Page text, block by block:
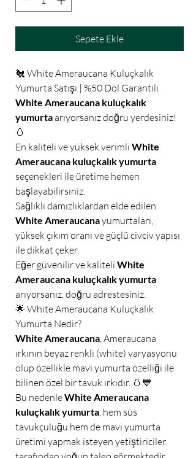
Sepete Ekle
🐔 White Ameraucana Kuluçkalık
Yumurta Satışı | %50 Döl Garantili
White Ameraucana kuluçkalık
yumurtaarıyorsanız doğru yerdesiniz!
🥚
En kaliteli ve yüksek verimli White
Ameraucana kuluçkalık yumurta
seçenekleri ile üretime hemen
başlayabilirsiniz.
Sağlıklı damızlıklardan elde edilen
White Ameraucanayumurtaları,
yüksek çıkım oranı ve güçlü civciv yapısı
ile dikkat çeker.
Eğer güvenilir ve kaliteli White
Ameraucana kuluçkalık yumurta
arıyorsanız, doğru adrestesiniz.
🌟 White Ameraucana Kuluçkalık
Yumurta Nedir?
White Ameraucana, Ameraucana
ırkının beyaz renkli (white) varyasyonu
olup özellikle mavi yumurta özelliği ile
bilinen özel bir tavuk ırkıdır. 🥚💙
Bu nedenleWhite Ameraucana
kuluçkalık yumurta, hem süs
tavukçuluğu hem de mavi yumurta
üretimi yapmak isteyen yetiştiriciler